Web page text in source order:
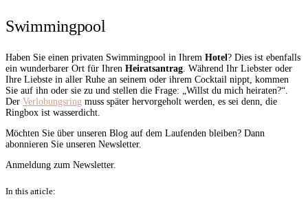
Swimmingpool
Haben Sie einen privaten Swimmingpool in Ihrem Hotel? Dies ist ebenfalls
ein wunderbarer Ort für Ihren Heiratsantrag. Während Ihr Liebster oder
Ihre Liebste in aller Ruhe an seinem oder ihrem Cocktail nippt, kommen
Sie auf ihn oder sie zu und stellen die Frage: „Willst du mich heiraten?“.
Der Verlobungsring muss später hervorgeholt werden, es sei denn, die
Ringbox ist wasserdicht.
Möchten Sie über unseren Blog auf dem Laufenden bleiben? Dann
abonnieren Sie unseren Newsletter.
Anmeldung zum Newsletter.
In this article: